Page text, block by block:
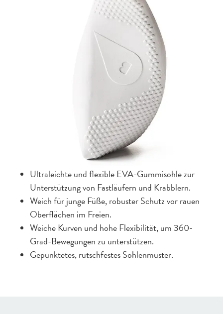
Ultraleichte und flexible EVA-Gummisohle zur
Unterstützung von Fastläufern und Krabblern.
Weich für junge Füße, robuster Schutz vor rauen
Oberflächen im Freien.
Weiche Kurven und hohe Flexibilität, um 360-
Grad-Bewegungen zu unterstützen.
Gepunktetes, rutschfestes Sohlenmuster.